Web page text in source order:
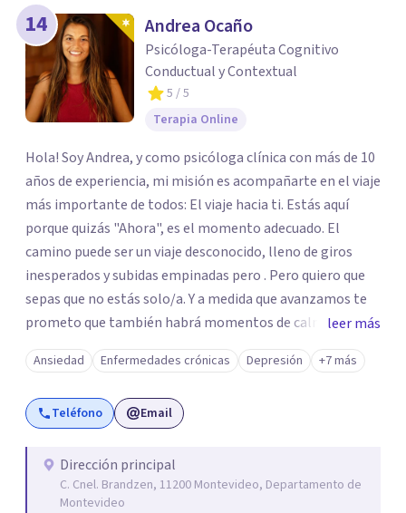
14 Andrea Ocaño
Psicóloga-Terapéuta Cognitivo
Conductual y Contextual
5 / 5
Terapia Online
Hola! Soy Andrea, y como psicóloga clínica con más de 10
años de experiencia, mi misión es acompañarte en el viaje
más importante de todos: El viaje hacia ti. Estás aquí
porque quizás "Ahora", es el momento adecuado. El
camino puede ser un viaje desconocido, lleno de giros
inesperados y subidas empinadas pero . Pero quiero que
sepas que no estás solo/a. Y a medida que avanzamos te
prometo que también habrá momentos de calma, de
alegría y de liberación, momentos que te recordarán por
qué vale la pena seguir en este viaje... Porque, en última
instancia: "Aunque nada cambie, si yo cambio, todo
cambia".
leer más
Ansiedad Enfermedades crónicas Depresión +7 más
Teléfono Email
Dirección principal
C. Cnel. Brandzen, 11200 Montevideo, Departamento de
Montevideo